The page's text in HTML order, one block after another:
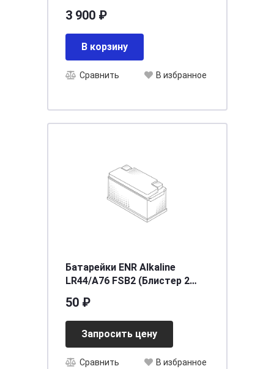
3 900 ₽
В корзину
Сравнить В избранное
Батарейки ENR Alkaline
LR44/A76 FSB2 (Блистер 2
50 ₽
Запросить цену
Сравнить В избранное